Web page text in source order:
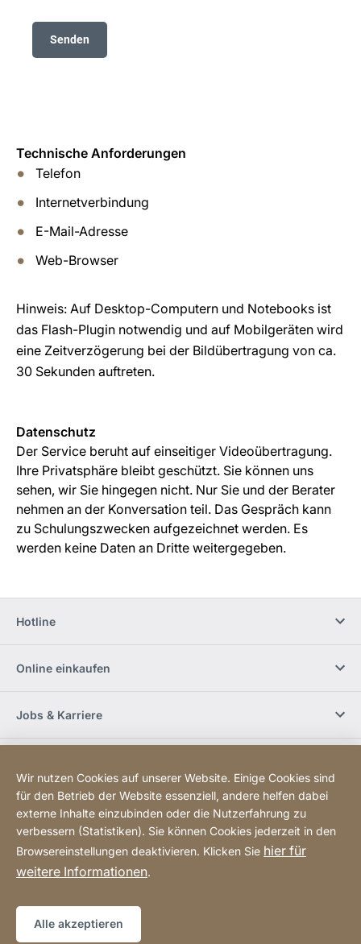
Technische Anforderungen
Telefon
Internetverbindung
E-Mail-Adresse
Web-Browser
Hinweis: Auf Desktop-Computern und Notebooks ist
das Flash-Plugin notwendig und auf Mobilgeräten wird
eine Zeitverzögerung bei der Bildübertragung von ca.
30 Sekunden auftreten.
Datenschutz
Der Service beruht auf einseitiger Videoübertragung.
Ihre Privatsphäre bleibt geschützt. Sie können uns
sehen, wir Sie hingegen nicht. Nur Sie und der Berater
nehmen an der Konversation teil. Das Gespräch kann
zu Schulungszwecken aufgezeichnet werden. Es
werden keine Daten an Dritte weitergegeben.
Hotline
Online einkaufen
Jobs & Karriere
Social Media
Newsletter bestellen
Website
[Website
information]
Sitemap
Wir nutzen Cookies auf unserer Website. Einige Cookies sind
für den Betrieb der Website essenziell, andere helfen dabei
externe Inhalte einzubinden oder die Nutzerfahrung zu
verbessern (Statistiken). Sie können Cookies jederzeit in den
Browsereinstellungen deaktivieren. Klicken Sie hier für
weitere Informationen.
Alle akzeptieren